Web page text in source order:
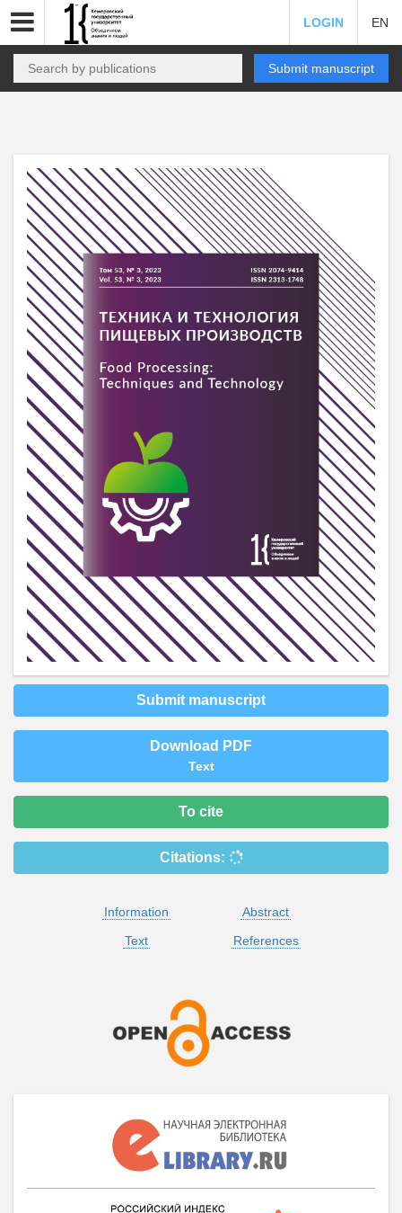
LOGIN EN
Submit manuscript
Submit manuscript
Download PDF
Text
To cite
Citations:
Information
Abstract
Text
References